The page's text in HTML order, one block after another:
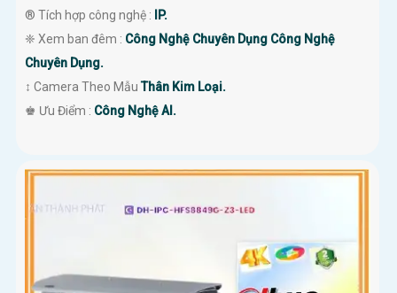
®️ Tích hợp công nghệ :
IP.
❈ Xem ban đêm : Công Nghệ Chuyên Dụng Công Nghệ
Chuyên Dụng.
↕️ Camera Theo MẫuThân Kim Loại.
️♚ Ưu Điểm : Công Nghệ AI.